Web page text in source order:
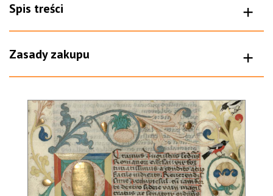
Spis treści
Zasady zakupu